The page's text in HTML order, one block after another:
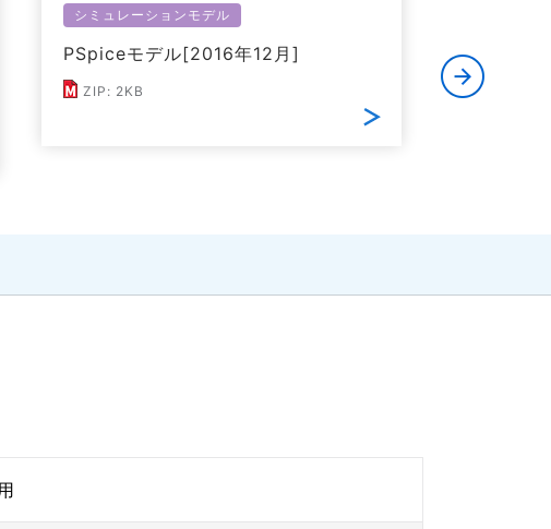
シミュレーションモデル
PSpiceモデル[2016年12月]
ZIP: 2KB
LTspice